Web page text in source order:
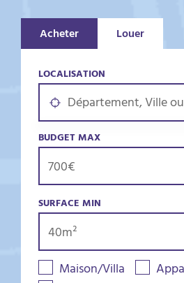
Acheter Louer
LOCALISATION
BUDGET MAX
SURFACE MIN
Maison/Villa